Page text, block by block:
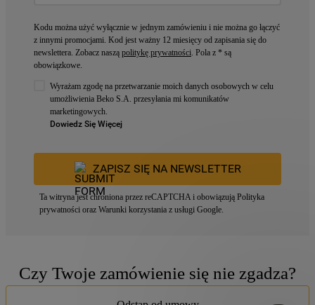
Kodu można użyć wyłącznie w jednym zamówieniu i nie można go łączyć
z innymi promocjami. Kod jest ważny 12 miesięcy od zapisania się do
newslettera. Zobacz naszą politykę prywatności. Pola z * są
obowiązkowe.
Wyrażam zgodę na przetwarzanie moich danych osobowych w celu
umożliwienia Beko S.A. przesyłania mi komunikatów
marketingowych.
Dowiedz Się Więcej
ZAPISZ SIĘ NA NEWSLETTER
Ta witryna jest chroniona przez reCAPTCHA i obowiązują Polityka
prywatności oraz Warunki korzystania z usługi Google.
Czy Twoje zamówienie się nie zgadza?